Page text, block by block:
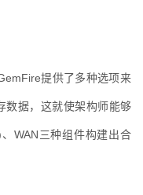
提供了多种选项来
数据，这就使架构师能够
、 WAN三种组件构建出合